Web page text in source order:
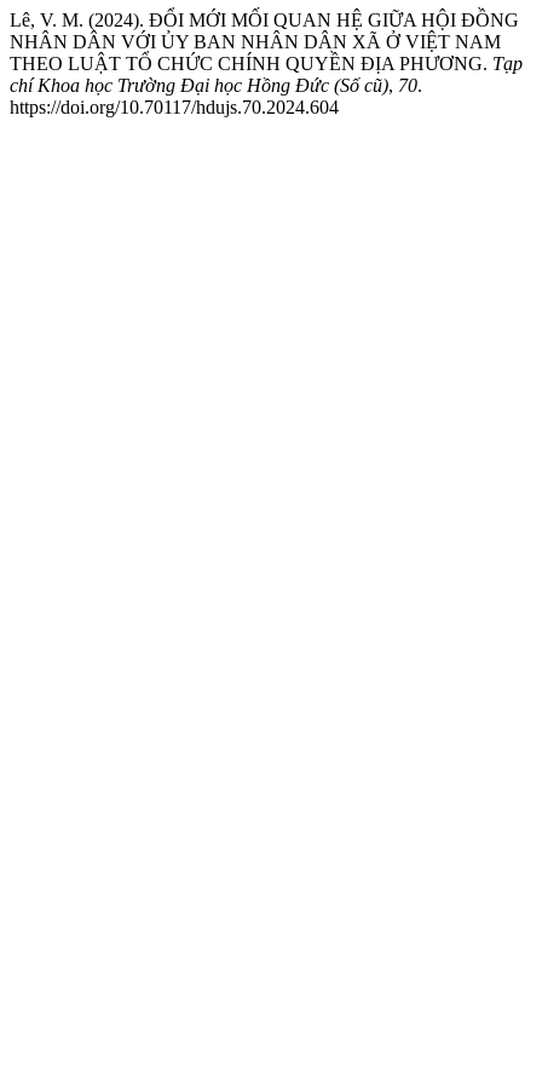
Lê, V. M. (2024). ĐỔI MỚI MỐI QUAN HỆ GIỮA HỘI ĐỒNG
NHÂN DÂN VỚI ỦY BAN NHÂN DÂN XÃ Ở VIỆT NAM
THEO LUẬT TỔ CHỨC CHÍNH QUYỀN ĐỊA PHƯƠNG. Tạp
chí Khoa học Trường Đại học Hồng Đức (Số cũ), 70.
https://doi.org/10.70117/hdujs.70.2024.604